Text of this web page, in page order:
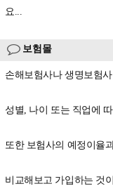
요...
보험몰
손해보험사나 생명보험
성별, 나이 또는 직업에
또한 보험사의 예정이율
비교해보고 가입하는 것